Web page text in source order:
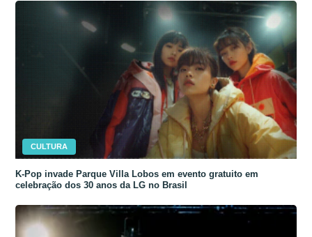
CULTURA
K-Pop invade Parque Villa Lobos em evento gratuito em
celebração dos 30 anos da LG no Brasil